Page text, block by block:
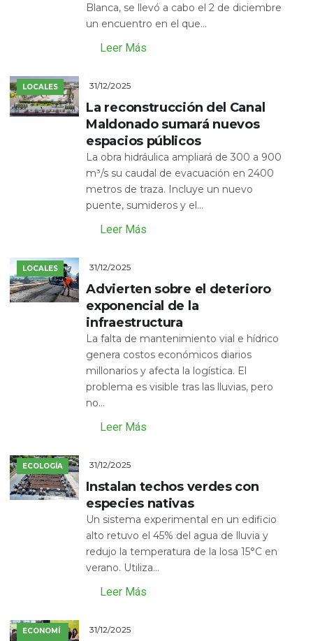
Blanca, se llevó a cabo el 2 de diciembre
un encuentro en el que...
Leer Más
LOCALES 31/12/2025
La reconstrucción del Canal
Maldonado sumará nuevos
espacios públicos
La obra hidráulica ampliará de 300 a 900
m³/s su caudal de evacuación en 2400
metros de traza. Incluye un nuevo
puente, sumideros y el...
Leer Más
LOCALES 31/12/2025
Advierten sobre el deterioro
exponencial de la
infraestructura
La falta de mantenimiento vial e hídrico
genera costos económicos diarios
millonarios y afecta la logística. El
problema es visible tras las lluvias, pero
no...
Leer Más
ECOLOGÍA 31/12/2025
Instalan techos verdes con
especies nativas
Un sistema experimental en un edificio
alto retuvo el 45% del agua de lluvia y
redujo la temperatura de la losa 15°C en
verano. Utiliza...
Leer Más
ECONOMÍ
31/12/2025